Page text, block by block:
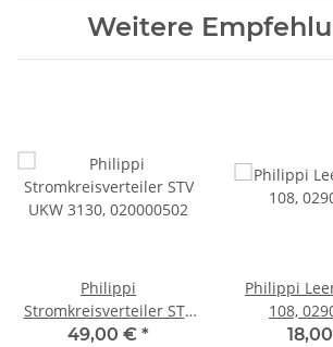
Weitere
Philippi
Stromkreisverteiler STV
UKW 3130, 020000502
49,00 € *
Philippi
108,